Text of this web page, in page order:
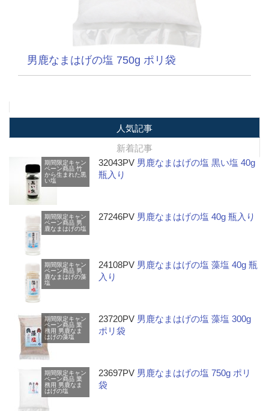
男鹿なまはげの塩 750g ポリ袋
人気記事
新着記事
期間限定キャン
ペーン商品 竹
から生まれた黒
い塩
32043PV 男鹿なまはげの塩 黒い塩 40g
瓶入り
期間限定キャン
ペーン商品 男
鹿なまはげの塩
27246PV 男鹿なまはげの塩 40g 瓶入り
期間限定キャン
ペーン商品 男
鹿なまはげの藻
塩
24108PV 男鹿なまはげの塩 藻塩 40g 瓶
入り
期間限定キャン
ペーン商品 業
務用 男鹿なま
はげの藻塩
23720PV 男鹿なまはげの塩 藻塩 300g
ポリ袋
期間限定キャン
ペーン商品 業
務用 男鹿なま
はげの塩
23697PV 男鹿なまはげの塩 750g ポリ
袋